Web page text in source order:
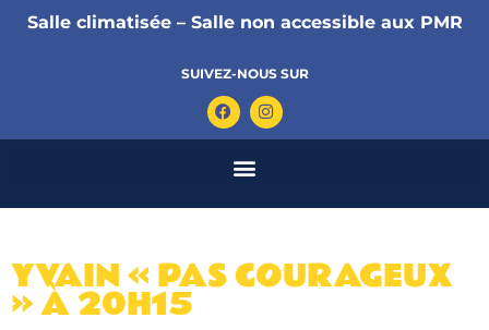
Salle climatisée – Salle non accessible aux PMR
SUIVEZ-NOUS SUR
YVAIN « PAS COURAGEUX
» À 20H15